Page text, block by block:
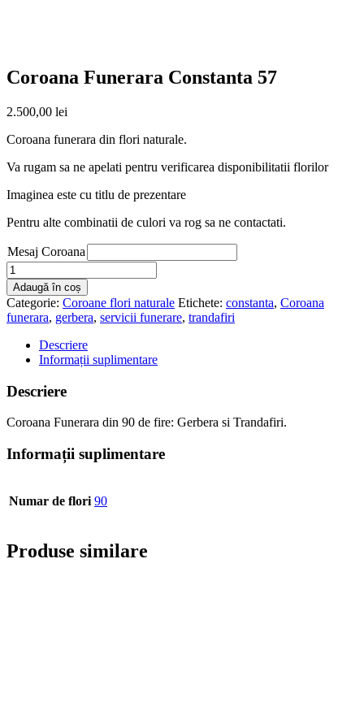
Coroana Funerara Constanta 57
2.500,00 lei
Coroana funerara din flori naturale.
Va rugam sa ne apelati pentru verificarea disponibilitatii florilor
Imaginea este cu titlu de prezentare
Pentru alte combinatii de culori va rog sa ne contactati.
Mesaj Coroana
Cantitate
Coroana
Funerara
Constanta
57
Adaugă în coș
Categorie: Coroane flori naturale Etichete: constanta, Coroana
funerara, gerbera, servicii funerare, trandafiri
Descriere
Informații suplimentare
Descriere
Coroana Funerara din 90 de fire: Gerbera si Trandafiri.
Informații suplimentare
Numar de flori 90
Produse similare